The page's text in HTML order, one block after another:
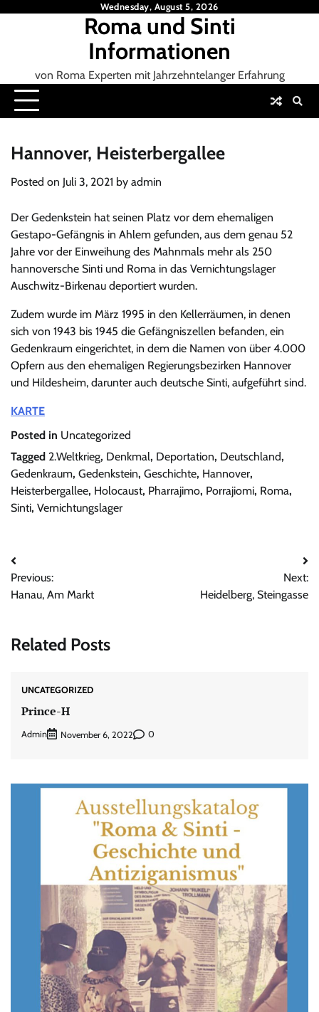
Wednesday, August 5, 2026
Roma und Sinti
Informationen
von Roma Experten mit Jahrzehntelanger Erfahrung
Hannover, Heisterbergallee
Posted on Juli 3, 2021 by admin
Der Gedenkstein hat seinen Platz vor dem ehemaligen
Gestapo-Gefängnis in Ahlem gefunden, aus dem genau 52
Jahre vor der Einweihung des Mahnmals mehr als 250
hannoversche Sinti und Roma in das Vernichtungslager
Auschwitz-Birkenau deportiert wurden.
Zudem wurde im März 1995 in den Kellerräumen, in denen
sich von 1943 bis 1945 die Gefängniszellen befanden, ein
Gedenkraum eingerichtet, in dem die Namen von über 4.000
Opfern aus den ehemaligen Regierungsbezirken Hannover
und Hildesheim, darunter auch deutsche Sinti, aufgeführt sind.
KARTE
Posted in Uncategorized
Tagged 2.Weltkrieg, Denkmal, Deportation, Deutschland,
Gedenkraum, Gedenkstein, Geschichte, Hannover,
Heisterbergallee, Holocaust, Pharrajimo, Porrajiomi, Roma,
Sinti, Vernichtungslager
Beitrags-
Navigation
Previous:
Hanau, Am Markt
Next:
Heidelberg, Steingasse
Related Posts
UNCATEGORIZED
Prince-H
Admin November 6, 2022 0